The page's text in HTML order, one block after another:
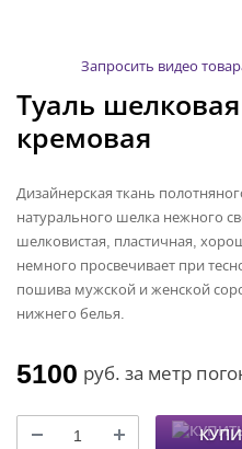
Запросить видео
Туаль
кремовая
Дизайнерская ткань
натурального шелка нежного
шелковистая, пластичная,
немного просвечивает при
пошива мужской и женской
нижнего белья.
5100 руб. за метр